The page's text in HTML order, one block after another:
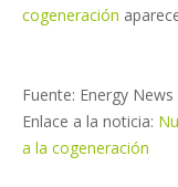
cogeneración
Fuente: Energy News
Enlace a la noticia:
a la cogeneración